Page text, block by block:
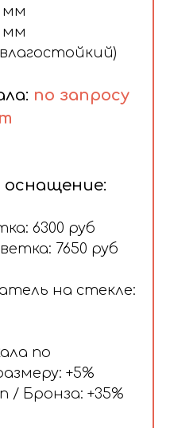
мм
мм
по запросу
6300 руб
7650 руб
на стекле:
по
+5%
/ Бронза: +35%